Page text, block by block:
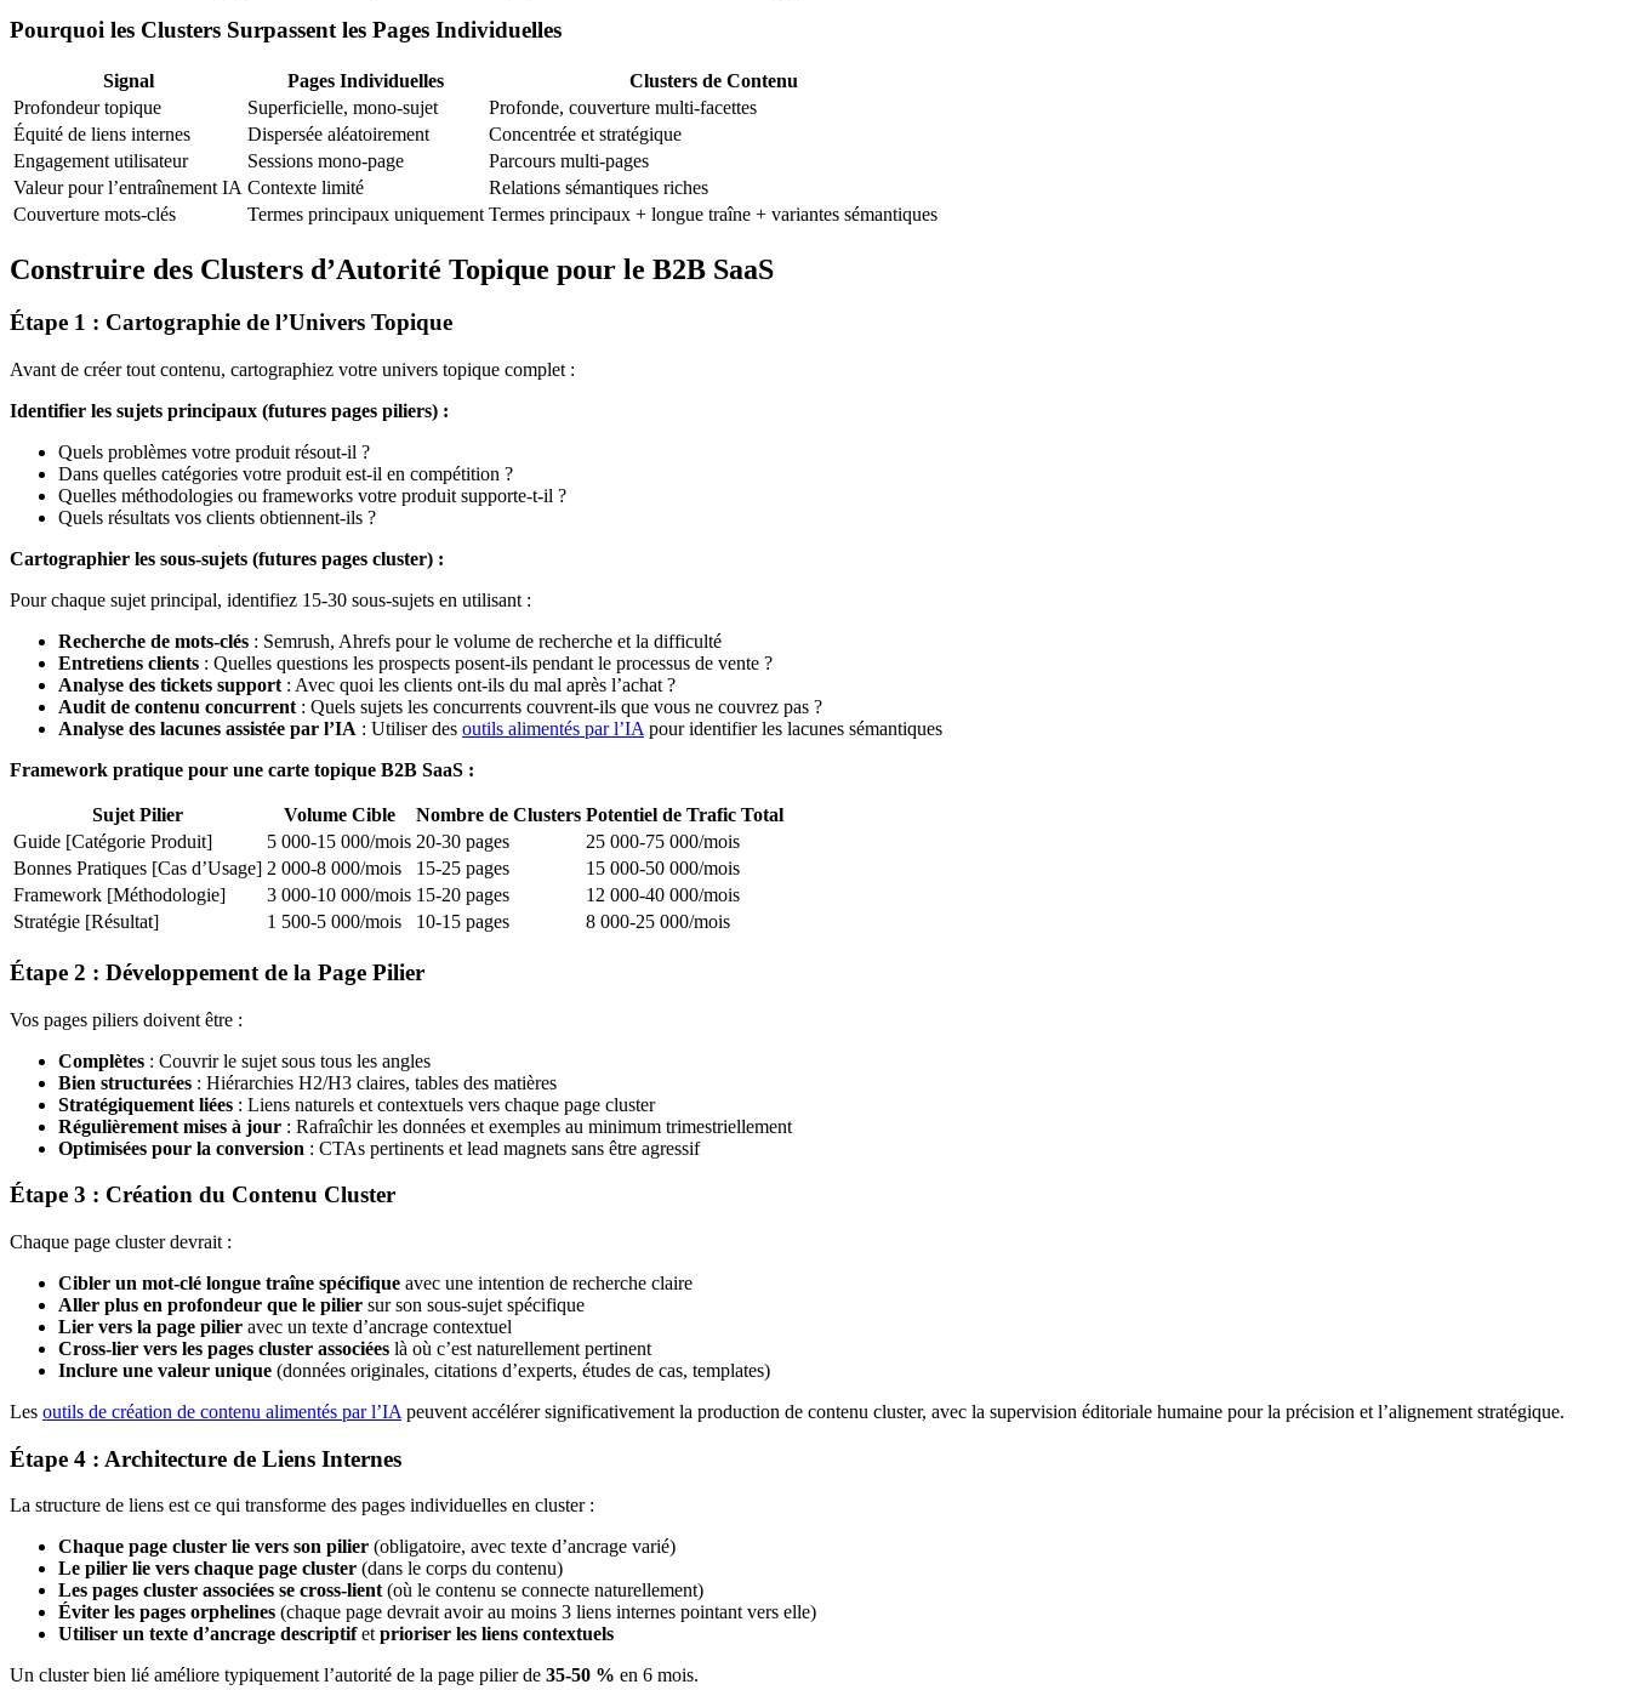
Pourquoi les Clusters Surpassent les Pages Individuelles
Signal Pages Individuelles
Clusters de Contenu
Profondeur topique
Superficielle, mono-sujet
Profonde, couverture multi-facettes
Équité de liens internes
Dispersée aléatoirement
Concentrée et stratégique
Engagement utilisateur
Sessions mono-page
Parcours multi-pages
Valeur pour l’entraînement IA Contexte limité
Relations sémantiques riches
Couverture mots-clés
Termes principaux uniquement Termes principaux + longue traîne + variantes sémantiques
Construire des Clusters d’Autorité Topique pour le B2B SaaS
Étape 1 : Cartographie de l’Univers Topique
Avant de créer tout contenu, cartographiez votre univers topique complet :
Identifier les sujets principaux (futures pages piliers) :
Quels problèmes votre produit résout-il ?
Dans quelles catégories votre produit est-il en compétition ?
Quelles méthodologies ou frameworks votre produit supporte-t-il ?
Quels résultats vos clients obtiennent-ils ?
Cartographier les sous-sujets (futures pages cluster) :
Pour chaque sujet principal, identifiez 15-30 sous-sujets en utilisant :
Recherche de mots-clés : Semrush, Ahrefs pour le volume de recherche et la difficulté
Entretiens clients : Quelles questions les prospects posent-ils pendant le processus de vente ?
Analyse des tickets support : Avec quoi les clients ont-ils du mal après l’achat ?
Audit de contenu concurrent : Quels sujets les concurrents couvrent-ils que vous ne couvrez pas ?
Analyse des lacunes assistée par l’IA : Utiliser des outils alimentés par l’IA pour identifier les lacunes sémantiques
Framework pratique pour une carte topique B2B SaaS :
Sujet Pilier Volume Cible Nombre de Clusters Potentiel de Trafic Total
Guide [Catégorie Produit]
5 000-15 000/mois 20-30 pages
25 000-75 000/mois
Bonnes Pratiques [Cas d’Usage] 2 000-8 000/mois 15-25 pages
15 000-50 000/mois
Framework [Méthodologie]
3 000-10 000/mois 15-20 pages
12 000-40 000/mois
Stratégie [Résultat]
1 500-5 000/mois 10-15 pages 8 000-25 000/mois
Étape 2 : Développement de la Page Pilier
Vos pages piliers doivent être :
Complètes : Couvrir le sujet sous tous les angles
Bien structurées : Hiérarchies H2/H3 claires, tables des matières
Stratégiquement liées : Liens naturels et contextuels vers chaque page cluster
Régulièrement mises à jour : Rafraîchir les données et exemples au minimum trimestriellement
Optimisées pour la conversion : CTAs pertinents et lead magnets sans être agressif
Étape 3 : Création du Contenu Cluster
Chaque page cluster devrait :
Cibler un mot-clé longue traîne spécifique avec une intention de recherche claire
Aller plus en profondeur que le pilier sur son sous-sujet spécifique
Lier vers la page pilier avec un texte d’ancrage contextuel
Cross-lier vers les pages cluster associées là où c’est naturellement pertinent
Inclure une valeur unique (données originales, citations d’experts, études de cas, templates)
Les outils de création de contenu alimentés par l’IA peuvent accélérer significativement la production de contenu cluster, avec la supervision éditoriale humaine pour la précision et l’alignement stratégique.
Étape 4 : Architecture de Liens Internes
La structure de liens est ce qui transforme des pages individuelles en cluster :
Chaque page cluster lie vers son pilier (obligatoire, avec texte d’ancrage varié)
Le pilier lie vers chaque page cluster (dans le corps du contenu)
Les pages cluster associées se cross-lient(où le contenu se connecte naturellement)
Éviter les pages orphelines (chaque page devrait avoir au moins 3 liens internes pointant vers elle)
Utiliser un texte d’ancrage descriptifetprioriser les liens contextuels
Un cluster bien lié améliore typiquement l’autorité de la page pilier de 35-50 % en 6 mois.